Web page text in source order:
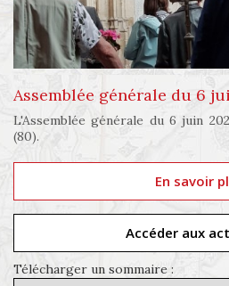
Assemblée générale du 6
L'Assemblée générale du 6 juin
(80).
En savoir
Accéder aux
Télécharger un sommaire :